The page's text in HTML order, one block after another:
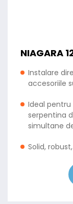
NIAGARA
Instalare
accesoriile
Ideal
serpentina
simultane
Solid,